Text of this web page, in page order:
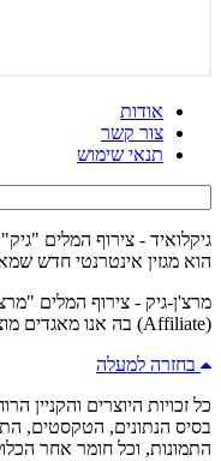
אודות
צור קשר
תנאי שימוש
גיקלואיד - צירוף המלים
הוא מגזין אינטרנטי חדש
מרצ'ן-גיק - צירוף המלים
(Affiliate) בה אנו מאגדים מוצרים מגניבים מרחבי הרשת.
בחזרה למעלה
כל זכויות היוצרים והקניין
בסיס הנתונים, הטקסטים,
התמונות, וכל חומר אחר